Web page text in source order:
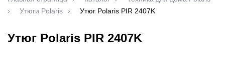
Утюги Polaris
Утюг Polaris PIR 2407K
Утюг Polaris PIR 2407K